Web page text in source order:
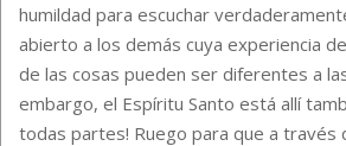
humildad para escuchar
abierto a los demás cuya experiencia
de las cosas pueden ser diferentes a
embargo, el Espíritu Santo está allí
todas partes! Ruego para que a través